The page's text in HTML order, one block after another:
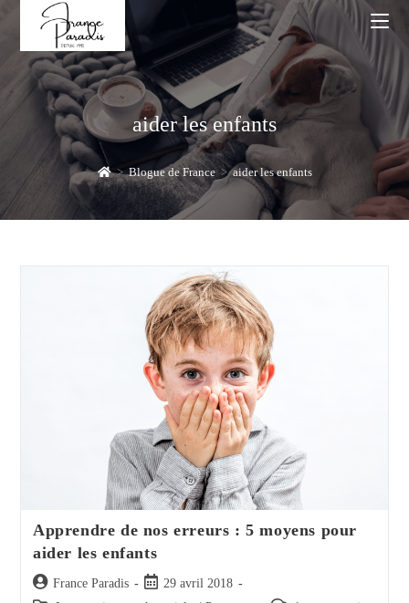
content
aider les enfants
> Blogue de France > aider les enfants
Apprendre de nos erreurs : 5 moyens pour
aider les enfants
Auteur/autrice
France Paradis
Post29 avril 2018